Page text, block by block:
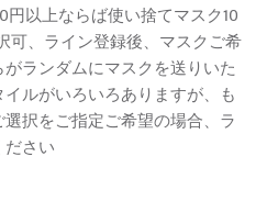
以上ならば使い捨てマスク10
可、ライン登録後、マスクご希
ランダムにマスクを送りいた
ルがいろいろありますが、も
択をご指定ご希望の場合、ラ
さい